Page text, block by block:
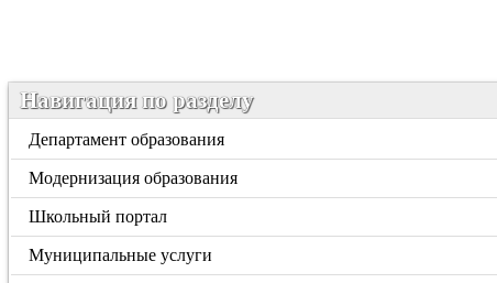
Навигация по разделу
Департамент образования
Модернизация образования
Школьный портал
Муниципальные услуги